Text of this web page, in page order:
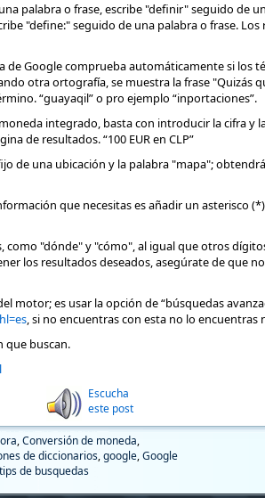
palabra o frase, escribe "definir" seguido de
"define:" seguido de una palabra o frase.
de Google comprueba automáticamente si los
otra ortografía, se muestra la frase "Quizás
“guayaqil” o pro ejemplo “inportaciones”.
integrado, basta con introducir la cifra y
de resultados. “100 EUR en CLP”
de una ubicación y la palabra "mapa";
que necesitas es añadir un asterisco
"dónde" y "cómo", al igual que otros
los resultados deseados, asegúrate de que
motor; es usar la opción de “búsquedas
, si no encuentras con esta no lo
que buscan.
Escucha
este post
,Conversión de moneda,
de diccionarios,google,Google
tips de busquedas